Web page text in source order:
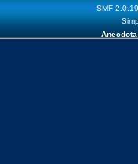
SMF 2.0.19
Anecdota